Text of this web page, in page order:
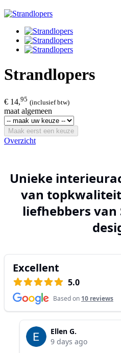
Strandlopers
€ 14,95 (inclusief btw)
maat algemeen
Maak eerst een keuze
Overzicht